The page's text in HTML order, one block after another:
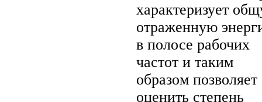
характеризует
отраженную
в полосе рабочих
частот и таким
образом позволяет
оценить степень